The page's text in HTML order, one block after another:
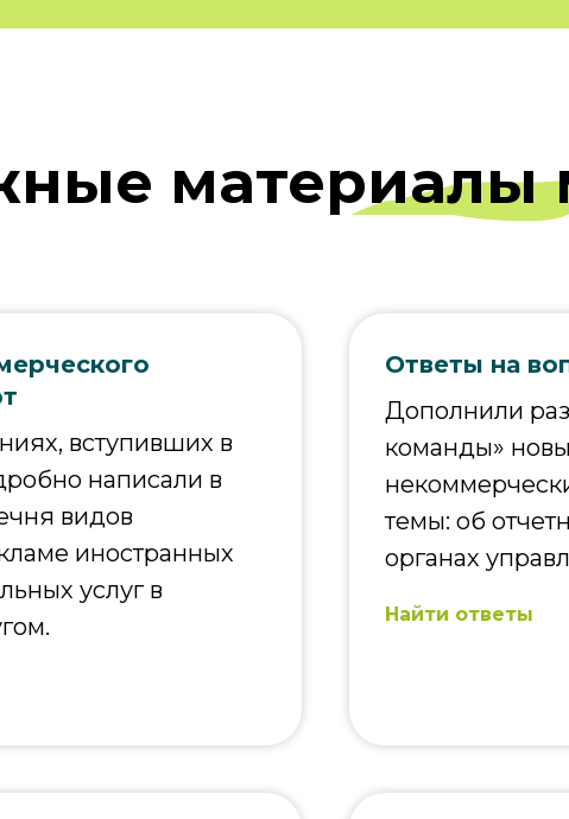
материалы
вступивших в
написали в
видов
иностранных
услуг в
Ответы на
Дополнили
команды»
темы: об
органах
Найти ответы